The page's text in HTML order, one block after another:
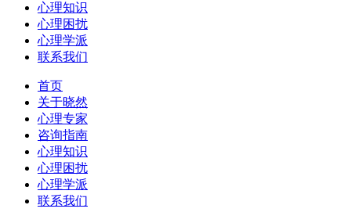
心理知识
心理困扰
心理学派
联系我们
首页
关于晓然
心理专家
咨询指南
心理知识
心理困扰
心理学派
联系我们